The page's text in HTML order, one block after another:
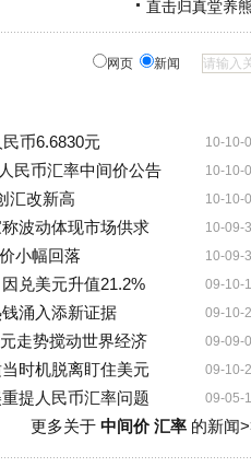
直击归真堂养
网页 新闻
10-10-
币6.6830元
10-10-
民币汇率中间价公告
10-10-
汇改新高
10-09-
波动体现市场供求
10-09-
小幅回落
09-10-
兑美元升值21.2%
09-10-
涌入添新证据
09-09-
走势搅动世界经济
09-10-
时机脱离盯住美元
09-05-
提人民币汇率问题
更多关于 中间价 汇率的新闻